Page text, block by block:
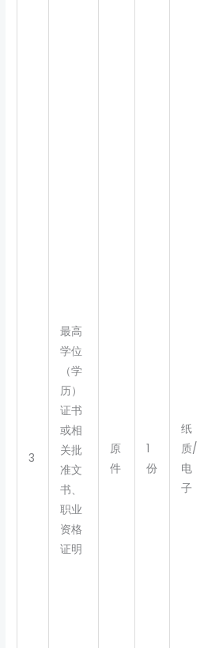
3
最高
学位
（学
历）
证书
或相
关批
准文
书、
职业
资格
证明
原
件
1
份
纸
质/
电
子